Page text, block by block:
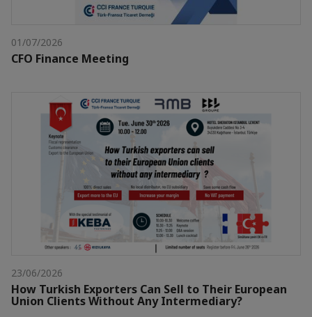
01/07/2026
CFO Finance Meeting
23/06/2026
How Turkish Exporters Can Sell to Their European
Union Clients Without Any Intermediary?